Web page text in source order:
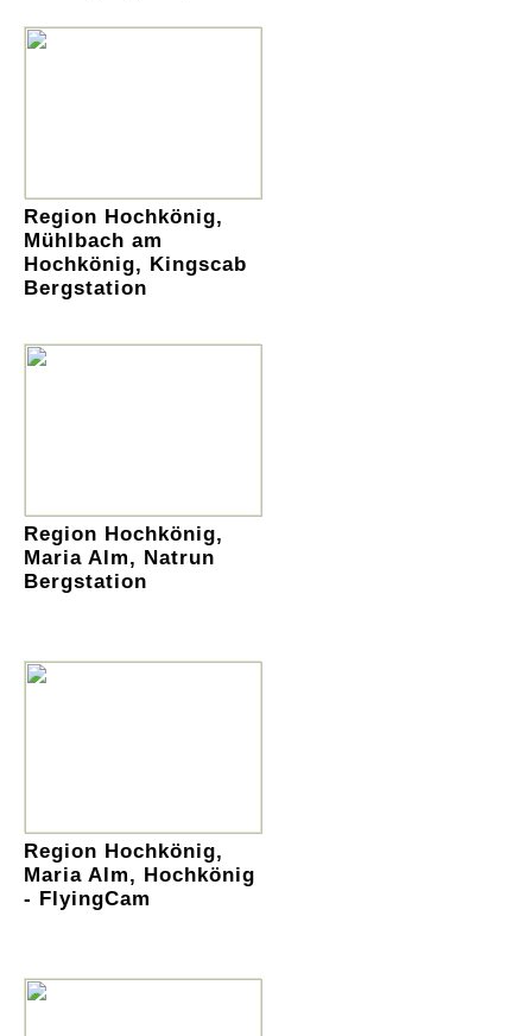
Region Hochkönig,
Mühlbach am
Hochkönig, Kingscab
Bergstation
Region Hochkönig,
Maria Alm, Natrun
Bergstation
Region Hochkönig,
Maria Alm, Hochkönig
- FlyingCam